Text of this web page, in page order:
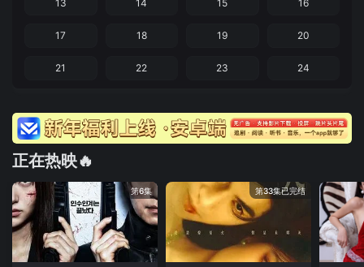
13 14 15 16
17 18 19 20
21 22 23 24
正在热映🔥
第6集 第33集已完结